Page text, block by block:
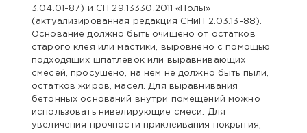
3.04.01-87) и СП 29.13330.2011 «Полы»
(актуализированная редакция СНиП 2.03.13-88).
Основание должно быть очищено от остатков
старого клея или мастики, выровнено с помощью
подходящих шпатлевок или выравнивающих
смесей, просушено, на нем не должно быть пыли,
остатков жиров, масел. Для выравнивания
бетонных оснований внутри помещений можно
использовать нивелирующие смеси. Для
увеличения прочности приклеивания покрытия,